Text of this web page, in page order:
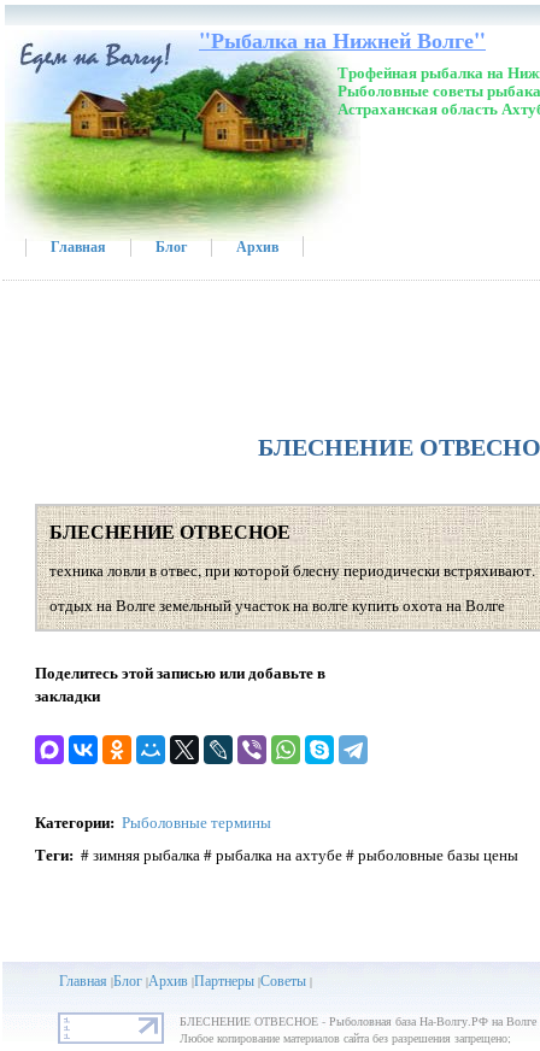
"Рыбалка на Нижней Волге"
Трофейная рыбалка на
Рыболовные советы
Астраханская область
Главная Блог Архив
БЛЕСНЕНИЕ
БЛЕСНЕНИЕ ОТВЕСНОЕ
техника ловли в отвес, при которой блесну периодически встряхивают.
отдых на Волге земельный участок на волге купить охота на Волге
Поделитесь этой записью или добавьте в
закладки
Категории: Рыболовные термины
Теги: # зимняя рыбалка # рыбалка на ахтубе # рыболовные базы цены
Главная |Блог|Архив|Партнеры|Советы|
БЛЕСНЕНИЕ ОТВЕСНОЕ - Рыболовная база На-Волгу.РФ на Волге
Любое копирование материалов сайта без разрешения запрещено;